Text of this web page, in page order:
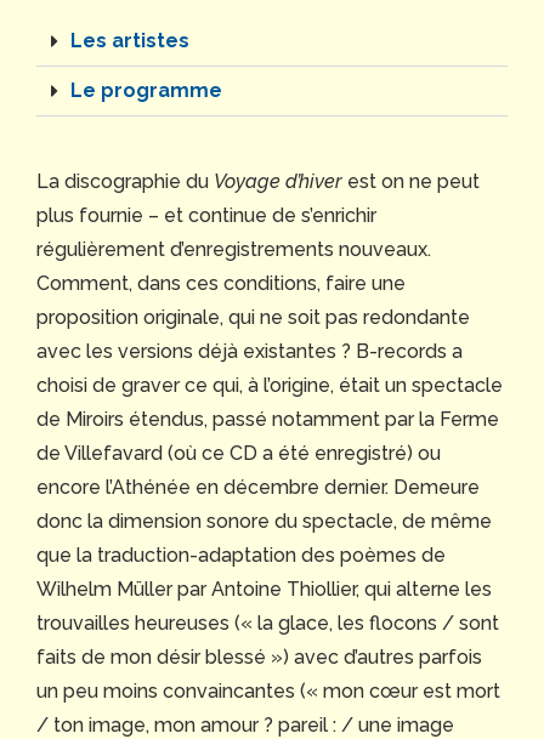
Les artistes
Le programme
La discographie du Voyage d’hiver est on ne peut
plus fournie – et continue de s’enrichir
régulièrement d’enregistrements nouveaux.
Comment, dans ces conditions, faire une
proposition originale, qui ne soit pas redondante
avec les versions déjà existantes ? B-records a
choisi de graver ce qui, à l’origine, était un spectacle
de Miroirs étendus, passé notamment par la Ferme
de Villefavard (où ce CD a été enregistré) ou
encore l’Athénée en décembre dernier. Demeure
donc la dimension sonore du spectacle, de même
que la traduction-adaptation des poèmes de
Wilhelm Müller par Antoine Thiollier, qui alterne les
trouvailles heureuses (« la glace, les flocons / sont
faits de mon désir blessé ») avec d’autres parfois
un peu moins convaincantes (« mon cœur est mort
/ ton image, mon amour ? pareil : / une image